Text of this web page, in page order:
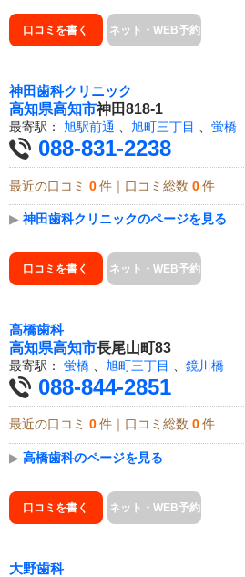
口コミを書く ネット・WEB予約
神田歯科クリニック
高知県高知市神田818-1
最寄駅： 旭駅前通 、 旭町三丁目 、 蛍橋
088-831-2238
最近の口コミ 0 件｜口コミ総数 0 件
▶ 神田歯科クリニックのページを見る
口コミを書く ネット・WEB予約
高橋歯科
高知県高知市長尾山町83
最寄駅： 蛍橋 旭町三丁目 鏡川橋
088-844-2851
最近の口コミ 0 件｜口コミ総数 0 件
▶ 高橋歯科のページを見る
口コミを書く ネット・WEB予約
大野歯科